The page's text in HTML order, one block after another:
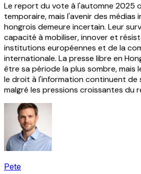
Le report du vote à l'automne 2025
temporaire, mais l'avenir des médias
hongrois demeure incertain. Leur
capacité à mobiliser, innover et
institutions européennes et de la
internationale. La presse libre en
être sa période la plus sombre, mais
le droit à l'information continuent de
malgré les pressions croissantes du
Pete